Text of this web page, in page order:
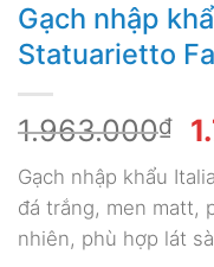
Gạch nhập
Statuarietto
1.963.000₫
là:
Gạch nhập khẩu
đá trắng, men matt,
nhiên, phù hợp lát